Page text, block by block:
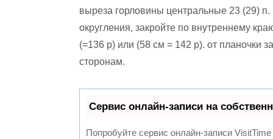
выреза горловины центральные 23 (29)
округления, закройте по внутреннему
(=136 р) или (58 см = 142 р). от планочки
сторонам.
Сервис онлайн-записи на
Попробуйте сервис онлайн-записи